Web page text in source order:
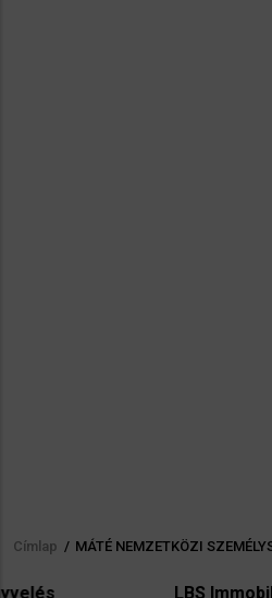
Morzsa
Címlap / MÁTÉ NEMZETKÖZI
LBS Immobilien-